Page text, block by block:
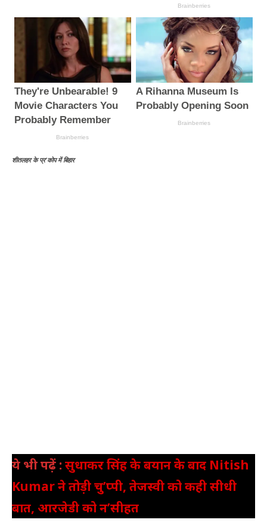
शीतलहर के प्र’कोप में बिहार
ये भी पढ़ें :सुधाकर सिंह के बयान के बाद Nitish
Kumar ने तोड़ी चु’प्पी, तेजस्वी को कही सीधी
बात, आरजेडी को न’सीहत